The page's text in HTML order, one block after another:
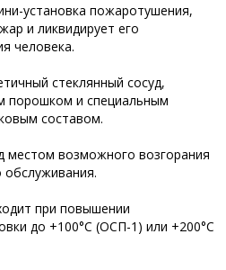
установка пожаротушения,
и ликвидирует его
человека.
стеклянный сосуд,
порошком и специальным
составом.
местом возможного возгорания
обслуживания.
при повышении
до +100°C (ОСП-1) или +200°C